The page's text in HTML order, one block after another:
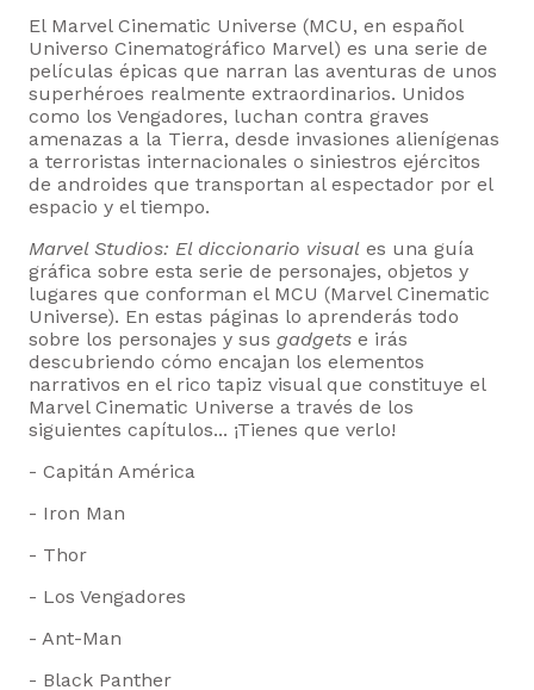
El Marvel Cinematic Universe (MCU, en español
Universo Cinematográfico Marvel) es una serie de
películas épicas que narran las aventuras de unos
superhéroes realmente extraordinarios. Unidos
como los Vengadores, luchan contra graves
amenazas a la Tierra, desde invasiones alienígenas
a terroristas internacionales o siniestros ejércitos
de androides que transportan al espectador por el
espacio y el tiempo.
Marvel Studios: El diccionario visual es una guía
gráfica sobre esta serie de personajes, objetos y
lugares que conforman el MCU (Marvel Cinematic
Universe). En estas páginas lo aprenderás todo
sobre los personajes y sus gadgets e irás
descubriendo cómo encajan los elementos
narrativos en el rico tapiz visual que constituye el
Marvel Cinematic Universe a través de los
siguientes capítulos... ¡Tienes que verlo!
- Capitán América
- Iron Man
- Thor
- Los Vengadores
- Ant-Man
- Black Panther